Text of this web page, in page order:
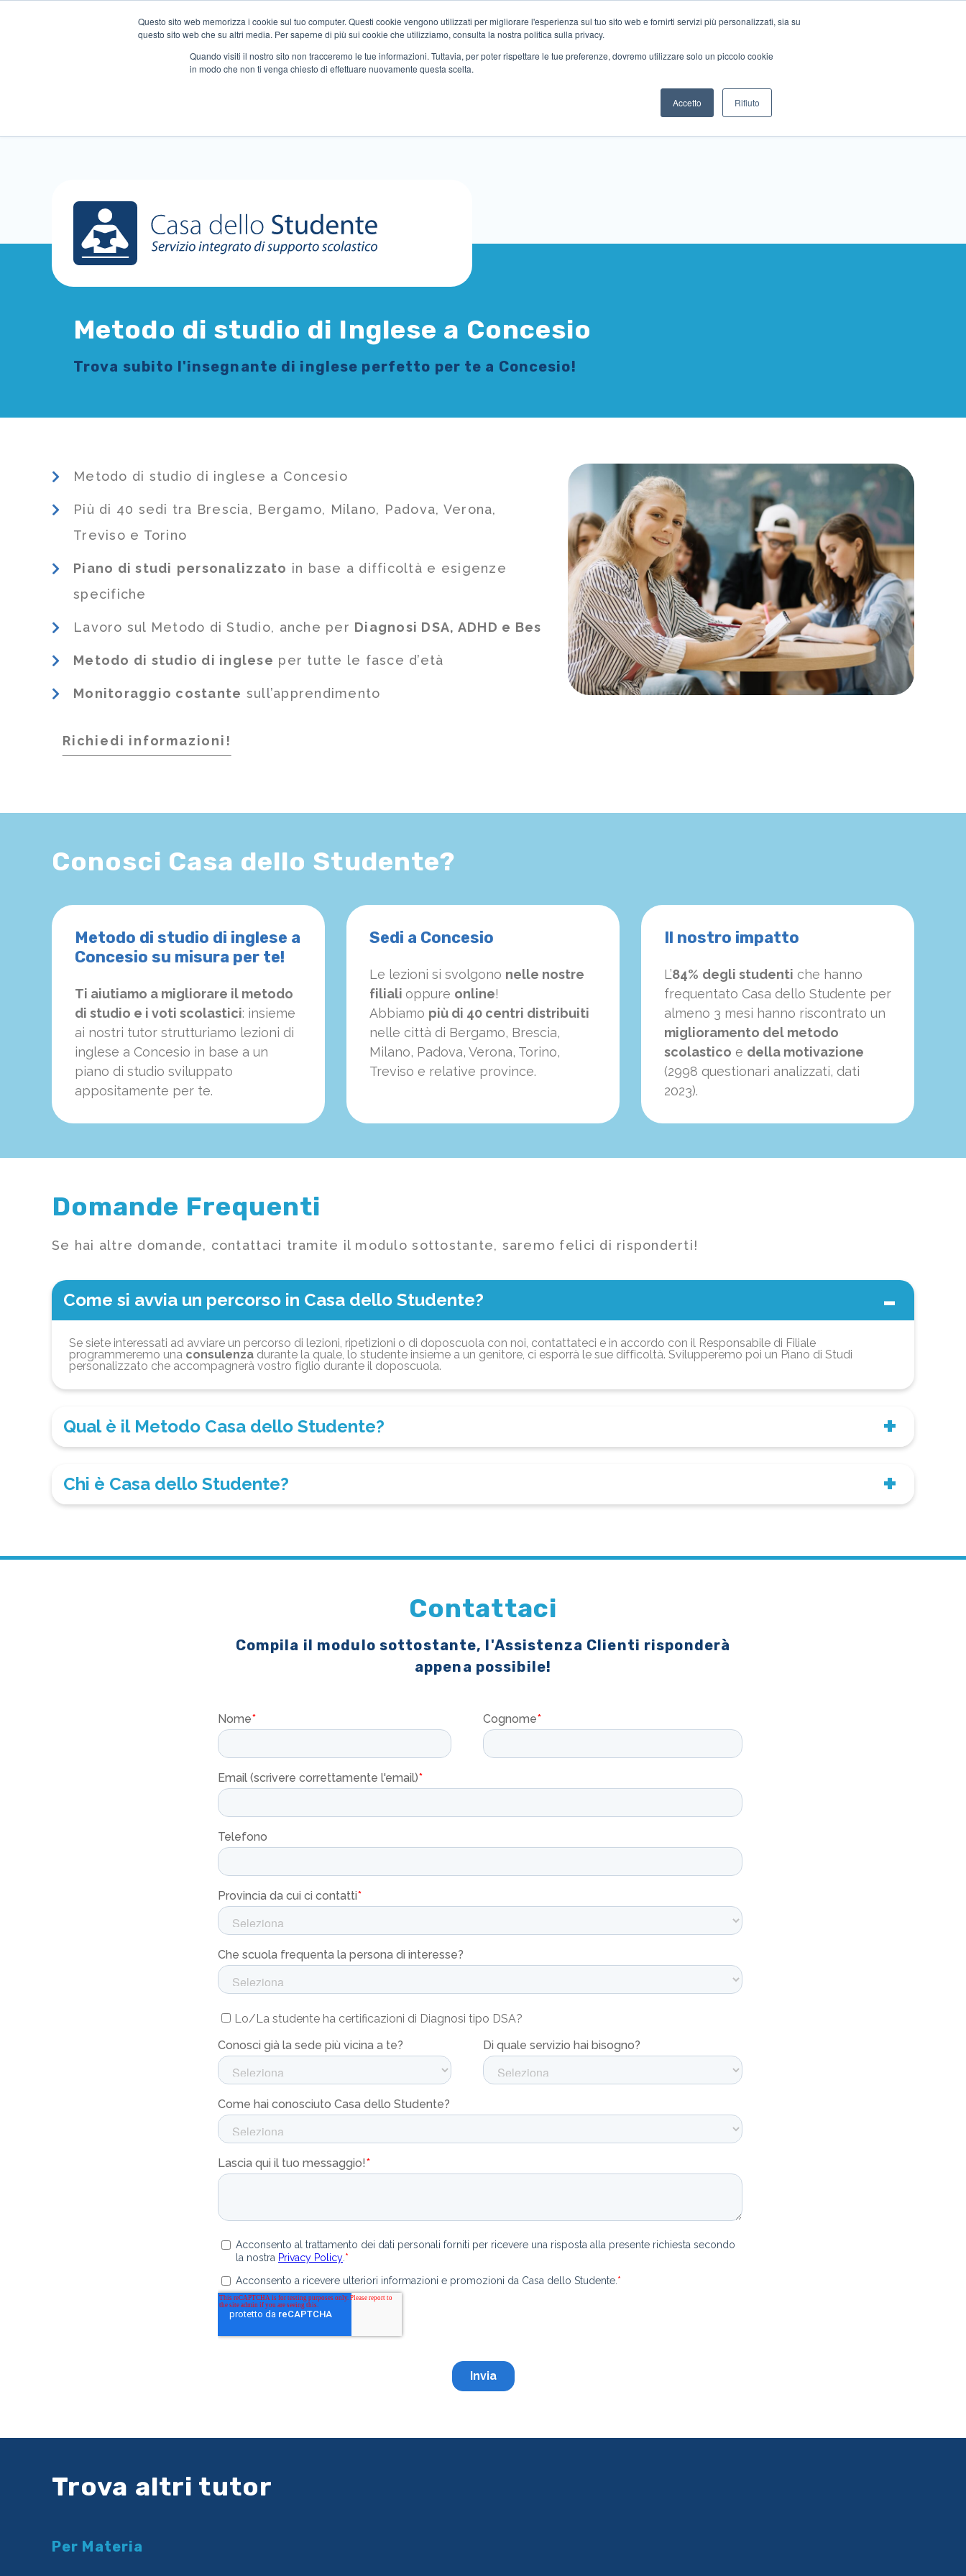
Questo sito web memorizza i cookie sul tuo computer. Questi cookie vengono utilizzati per migliorare l'esperienza sul tuo sito web e fornirti servizi più personalizzati, sia su
questo sito web che su altri media. Per saperne di più sui cookie che utilizziamo, consulta la nostra politica sulla privacy.
Quando visiti il ​​nostro sito non tracceremo le tue informazioni. Tuttavia, per poter rispettare le tue preferenze, dovremo utilizzare solo un piccolo cookie
in modo che non ti venga chiesto di effettuare nuovamente questa scelta.
Accetto Rifiuto
Metodo di studio di Inglese a Concesio
Trova subito l'insegnante di inglese perfetto per te a Concesio!
Metodo di studio di inglese a Concesio
Più di 40 sedi tra Brescia, Bergamo, Milano, Padova, Verona,
Treviso e Torino
Piano di studi personalizzato in base a difficoltà e esigenze
specifiche
Lavoro sul Metodo di Studio, anche per Diagnosi DSA, ADHD e Bes
Metodo di studio di inglese per tutte le fasce d’età
Monitoraggio costante sull’apprendimento
Richiedi informazioni!
Conosci Casa dello Studente?
Metodo di studio di inglese a
Concesio su misura per te!
Ti aiutiamo a migliorare il metodo
di studio e i voti scolastici: insieme
ai nostri tutor strutturiamo lezioni di
inglese a Concesio in base a un
piano di studio sviluppato
appositamente per te.
Sedi a Concesio
Le lezioni si svolgono nelle nostre
filiali oppure online!
Abbiamo più di 40 centri distribuiti
nelle città di Bergamo, Brescia,
Milano, Padova, Verona, Torino,
Treviso e relative province.
Il nostro impatto
L’84% degli studenti che hanno
frequentato Casa dello Studente per
almeno 3 mesi hanno riscontrato un
miglioramento del metodo
scolastico e della motivazione
(2998 questionari analizzati, dati
2023).
Domande Frequenti
Se hai altre domande, contattaci tramite il modulo sottostante, saremo felici di risponderti!
Come si avvia un percorso in Casa dello Studente?
Se siete interessati ad avviare un percorso di lezioni, ripetizioni o di doposcuola con noi, contattateci e in accordo con il Responsabile di Filiale
programmeremo una consulenza durante la quale, lo studente insieme a un genitore, ci esporrà le sue difficoltà. Svilupperemo poi un Piano di Studi
personalizzato che accompagnerà vostro figlio durante il doposcuola.
Qual è il Metodo Casa dello Studente?
Chi è Casa dello Studente?
Contattaci
Compila il modulo sottostante, l'Assistenza Clienti risponderà
appena possibile!
Trova altri tutor
Per Materia